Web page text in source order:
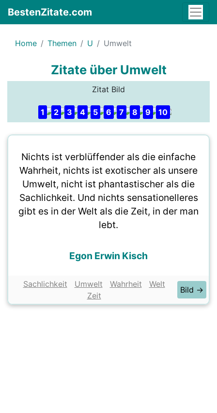
BestenZitate.com
Home Themen U Umwelt
Zitate über Umwelt
Zitat Bild
1 2 3 4 5 6 7 8 9 10
Nichts ist verblüffender als die einfache
Wahrheit, nichts ist exotischer als unsere
Umwelt, nicht ist phantastischer als die
Sachlichkeit. Und nichts sensationelleres
gibt es in der Welt als die Zeit, in der man
lebt.
Egon Erwin Kisch
Sachlichkeit Umwelt Wahrheit
Welt
Zeit
Bild →